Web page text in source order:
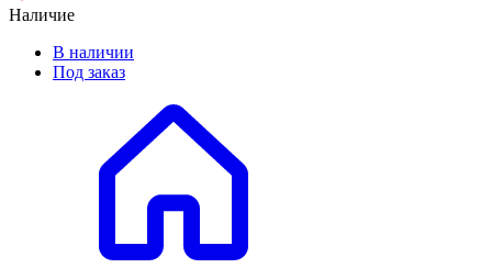
Наличие
В наличии
Под заказ